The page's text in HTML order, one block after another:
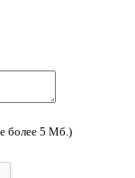
более 5 Мб.)